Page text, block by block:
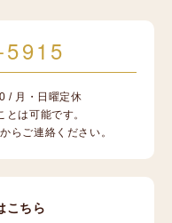
/ 月・日曜定休
は可能です。
らご連絡ください。
こちら